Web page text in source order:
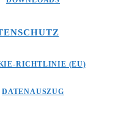
RICHTLINIE (EU)
DATENAUSZUG